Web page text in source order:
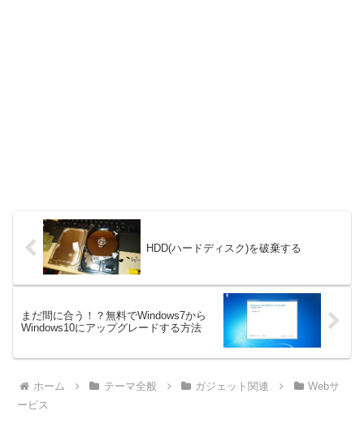
HDD(ハードディスク)を破棄する
まだ間に合う！？無料でWindows7から
Windows10にアップグレードする方法
ホーム テーマ全般 ガジェット関連
Webサ
ービス